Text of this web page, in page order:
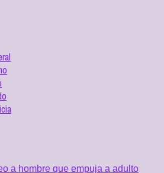
a hombre que empuja a adulto